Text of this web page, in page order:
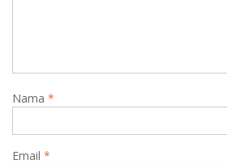
Nama *
Email *